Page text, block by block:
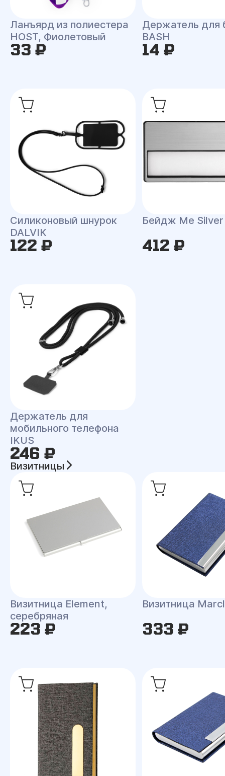
Ланъярд из полиестера
HOST, Фиолетовый
33 ₽
Держатель для
BASH
14 ₽
Силиконовый шнурок
DALVIK
122 ₽
Бейдж Me Silver
412 ₽
Держатель для
мобильного телефона
IKUS
246 ₽
Визитницы
Визитница Element,
серебряная
223 ₽
Визитница
333 ₽